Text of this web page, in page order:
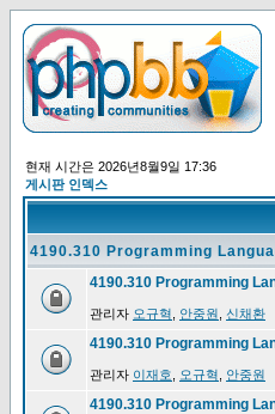
현재 시간은 2026년8월9일 17:36
게시판 인덱스
4190.310 Programming
4190.310 Programming
관리자 오규혁 안중원 신채환
4190.310 Programming
관리자 이재호 오규혁 안중원
4190.310 Programming